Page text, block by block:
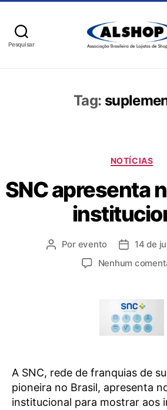
Pesquisar
Tag:
NOTÍCIAS
SNC apresenta
Por evento
14 de
Nenhum
A SNC, rede de franquias de
pioneira no Brasil, apresenta
institucional para mostrar aos